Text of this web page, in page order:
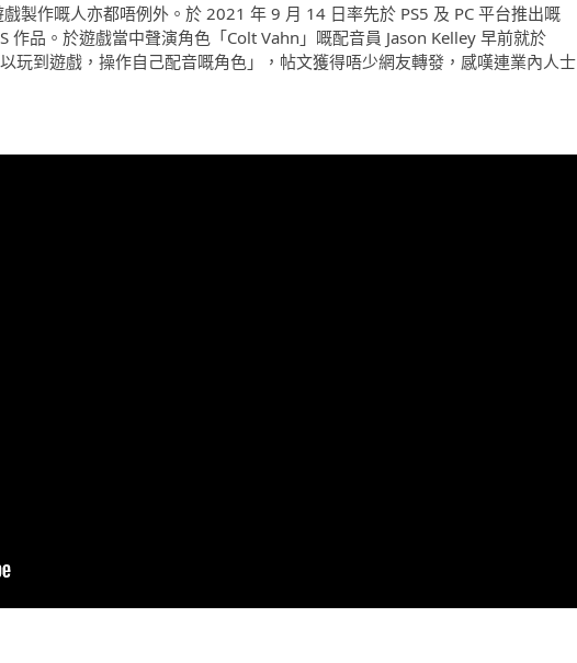
製作嘅人亦都唔例外。於 2021 年 9 月 14 日率先於 PS5 及 PC 平台推出嘅
作品。於遊戲當中聲演角色「Colt Vahn」嘅配音員 Jason Kelley 早前就於
玩到遊戲，操作自己配音嘅角色」，帖文獲得唔少網友轉發，感嘆連業內人士